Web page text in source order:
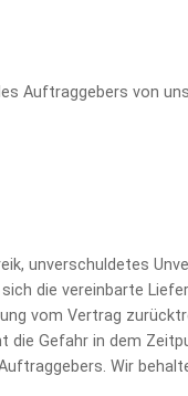
Auftraggebers von
unverschuldetes
die vereinbarte
vom Vertrag
Gefahr in dem
Wir